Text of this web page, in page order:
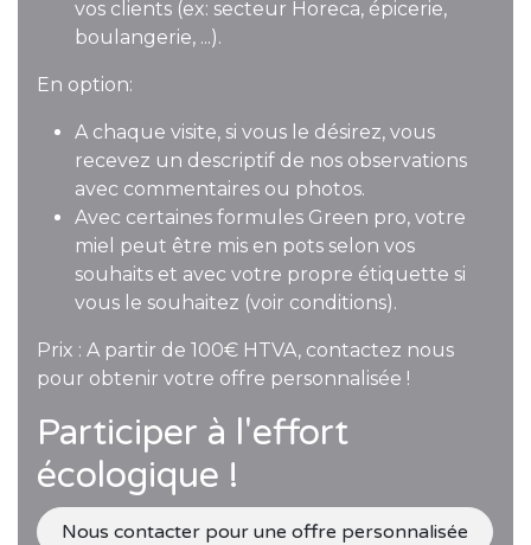
vos clients (ex: secteur Horeca, épicerie,
boulangerie, ...).
En option:
A chaque visite, si vous le désirez, vous
recevez un descriptif de nos observations
avec commentaires ou photos.
Avec certaines formules Green pro, votre
miel peut être mis en pots selon vos
souhaits et avec votre propre étiquette si
vous le souhaitez (voir conditions).
Prix : A partir de 100€ HTVA, contactez nous
pour obtenir votre offre personnalisée !
Participer à l'effort
écologique !
Nous contacter pour une offre personnalisée